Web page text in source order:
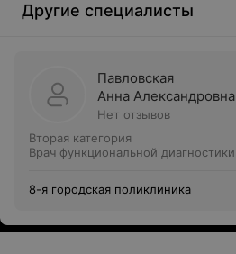
Другие специалисты
Павловская
Анна Александровна
Нет отзывов
Вторая категория
Врач функциональной диагностики
8-я городская поликлиника